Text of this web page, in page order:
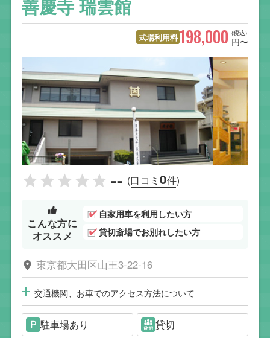
善慶寺 瑞雲館
式場利用料 (税込)
198,000 円〜
-- (口コミ0件)
こんな方に
オススメ
自家用車を利用したい方
貸切斎場でお別れしたい方
東京都大田区山王3-22-16
交通機関、お車でのアクセス方法について
駐車場あり 貸切